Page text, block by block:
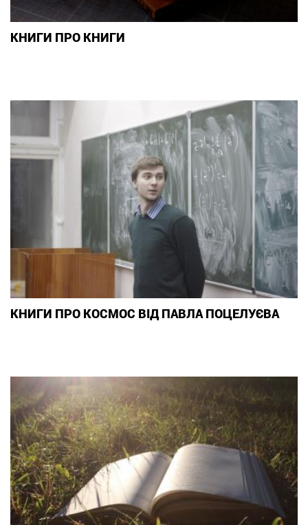
КНИГИ ПРО КНИГИ
КНИГИ ПРО КОСМОС ВІД ПАВЛА ПОЦЕЛУЄВА